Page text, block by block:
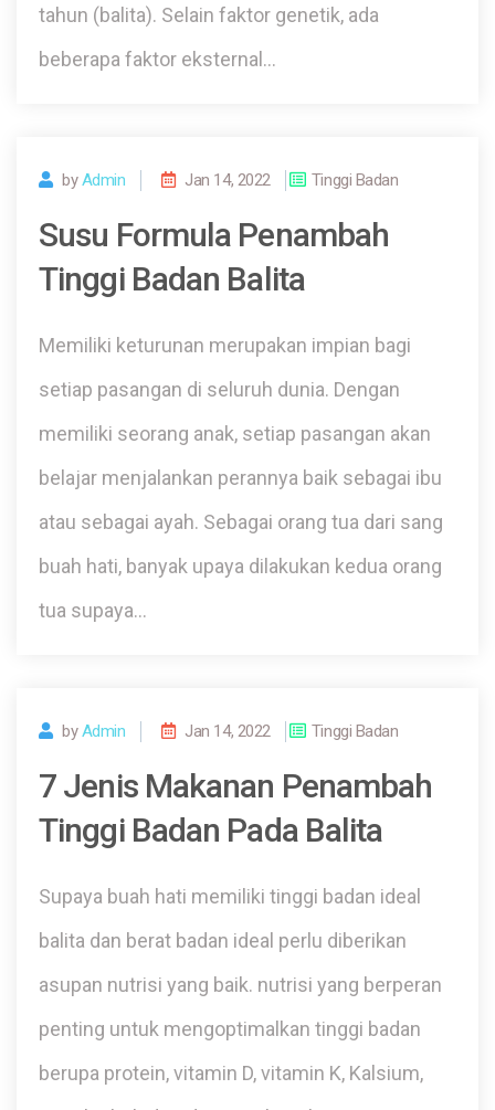
tahun (balita). Selain faktor genetik, ada
beberapa faktor eksternal…
byAdmin Jan 14, 2022 Tinggi Badan
Susu Formula Penambah
Tinggi Badan Balita
Memiliki keturunan merupakan impian bagi
setiap pasangan di seluruh dunia. Dengan
memiliki seorang anak, setiap pasangan akan
belajar menjalankan perannya baik sebagai ibu
atau sebagai ayah. Sebagai orang tua dari sang
buah hati, banyak upaya dilakukan kedua orang
tua supaya…
byAdmin Jan 14, 2022 Tinggi Badan
7 Jenis Makanan Penambah
Tinggi Badan Pada Balita
Supaya buah hati memiliki tinggi badan ideal
balita dan berat badan ideal perlu diberikan
asupan nutrisi yang baik. nutrisi yang berperan
penting untuk mengoptimalkan tinggi badan
berupa protein, vitamin D, vitamin K, Kalsium,